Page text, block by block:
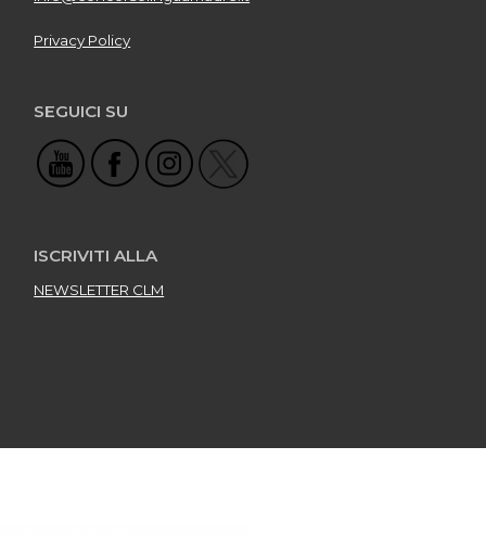
Privacy Policy
SEGUICI SU
ISCRIVITI ALLA
NEWSLETTER CLM